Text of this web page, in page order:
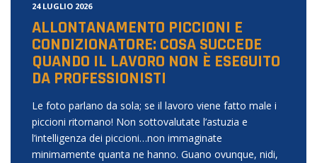
24 LUGLIO 2026
ALLONTANAMENTO PICCIONI E
CONDIZIONATORE: COSA SUCCEDE
QUANDO IL LAVORO NON È ESEGUITO
DA PROFESSIONISTI
Le foto parlano da sola; se il lavoro viene fatto male i
piccioni ritornano! Non sottovalutate l’astuzia e
l’intelligenza dei piccioni…non immaginate
minimamente quanta ne hanno. Guano ovunque, nidi,